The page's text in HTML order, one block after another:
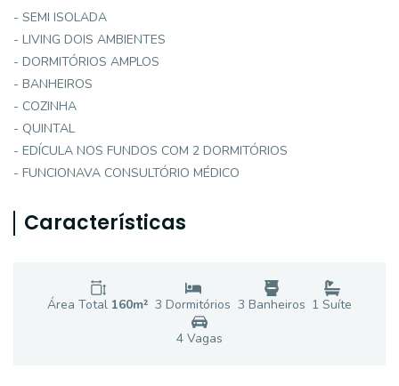
- SEMI ISOLADA
- LIVING DOIS AMBIENTES
- DORMITÓRIOS AMPLOS
- BANHEIROS
- COZINHA
- QUINTAL
- EDÍCULA NOS FUNDOS COM 2 DORMITÓRIOS
- FUNCIONAVA CONSULTÓRIO MÉDICO
Características
Área Total 160m² 3 Dormitórios 3 Banheiros 1 Suíte
4 Vagas